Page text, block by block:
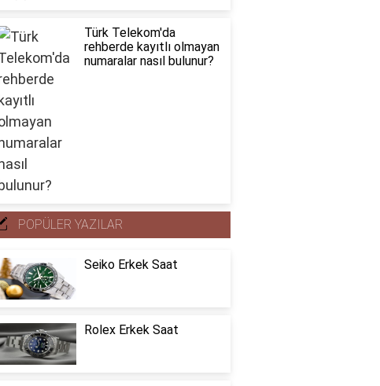
Türk Telekom'da
rehberde kayıtlı olmayan
numaralar nasıl bulunur?
POPÜLER YAZILAR
Seiko Erkek Saat
Rolex Erkek Saat